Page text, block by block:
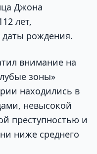
Джона
лет,
рождения.
внимание на
зоны»
находились в
невысокой
преступностью и
ниже среднего